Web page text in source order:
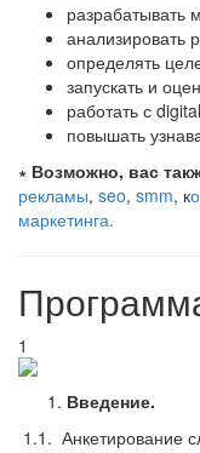
разрабатывать
анализировать
определять
запускать и
работать с
повышать
∗ Возможно, вас
рекламы, seo, smm, к
маркетинга.
1
Введение.
1.1. Анкетирование